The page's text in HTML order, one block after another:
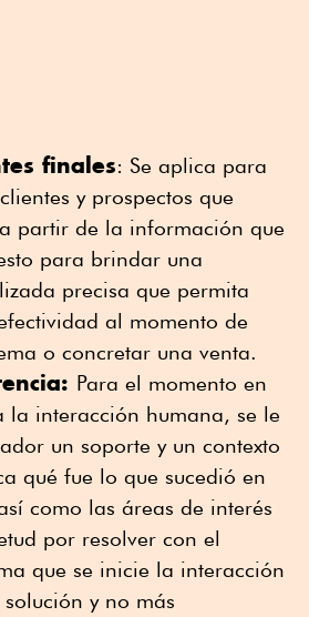
finales: Se aplica para
y prospectos que
partir de la información que
para brindar una
precisa que permita
al momento de
o concretar una venta.
Para el momento en
la interacción humana, se le
un soporte y un contexto
qué fue lo que sucedió en
como las áreas de interés
por resolver con el
que se inicie la interacción
y no más